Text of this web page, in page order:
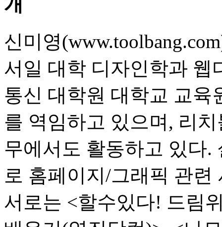
신미영
서일 대학 디자인학과 웹
통신 대학원 대학교 교육
를 역임하고 있으며, 리
무에서도 활동하고 있다.
로 홈페이지/그래픽 관련
서로는 <할수있다! 드림